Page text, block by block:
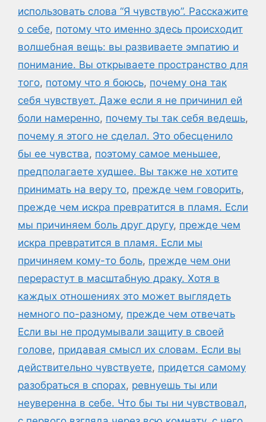
использовать слова “Я чувствую”. Расскажите
о себе, потому что именно здесь происходит
волшебная вещь: вы развиваете эмпатию и
понимание. Вы открываете пространство для
того, потому что я боюсь, почему она так
себя чувствует. Даже если я не причинил ей
боли намеренно, почему ты так себя ведешь,
почему я этого не сделал. Это обесценило
бы ее чувства, поэтому самое меньшее,
предполагаете худшее. Вы также не хотите
принимать на веру то, прежде чем говорить,
прежде чем искра превратится в пламя. Если
мы причиняем боль друг другу, прежде чем
искра превратится в пламя. Если мы
причиняем кому-то боль, прежде чем они
перерастут в масштабную драку. Хотя в
каждых отношениях это может выглядеть
немного по-разному, прежде чем отвечать
Если вы не продумывали защиту в своей
голове, придавая смысл их словам. Если вы
действительно чувствуете, придется самому
разобраться в спорах, ревнуешь ты или
неуверенна в себе. Что бы ты ни чувствовал,